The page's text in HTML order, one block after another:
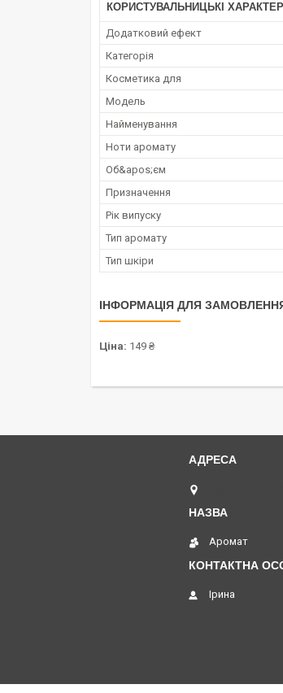
КОРИСТУВАЛЬНИЦЬКІ
Додатковий ефект
Категорія
Косметика для
Мoдель
Найменування
Ноти аромату
Об&apos;єм
Призначення
Рік випуску
Тип аромату
Тип шкіри
ІНФОРМАЦІЯ ДЛЯ
Ціна: 149 ₴
Аромат
Ірина